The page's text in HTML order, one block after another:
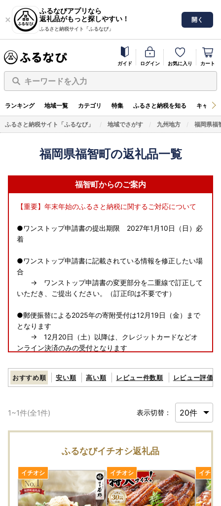
ふるなびアプリなら
返礼品がもっと探しやすい！
ふるさと納税サイト「ふるなび」
開く
ガイド ログイン お気に入り カート
キーワードを入力
ランキング 地域一覧 カテゴリ 特集 ふるさと納税を知る キャン
ふるさと納税サイト「ふるなび」 地域でさがす 九州地方 福岡県福
福岡県福智町の返礼品一覧
福智町からのご案内
【重要】年末年始のふるさと納税に関するご対応について
●ワンストップ申請書の提出期限 2027年1月10日（日）必
着
●ワンストップ申請書に記載されている情報を修正したい場
合
→ ワンストップ申請書の変更部分を二重線で訂正して
いただき、ご提出ください。（訂正印は不要です）
●郵便振替による2025年の寄附受付は12月19日（金）まで
となります
→ 12月20日（土）以降は、クレジットカードなどオ
ンライン決済のみの受付となります
●福智町ふるさと納税に関するお問い合わせ先は、下記のと
おりになります。お掛け間違えのないようにご連絡ください
福智町ふるさと納税まごころ窓口
TEL：050-3172-9450 （受付時間 9：00～17：30）
FAX：092-410-8432
※福智町では、ふるさと納税業務を外部委託しております。
※0947-22-0555は、福智町役場総務課の電話番号（代表番
号）となりますのでご注意くださいませ。
★【重要】福智町ワンストップ特例申請受付済通知のお知ら
おすすめ順 安い順 高い順 レビュー件数順 レビュー評価順
1~1件(全1件) 表示切替：
ふるなびイチオシ返礼品